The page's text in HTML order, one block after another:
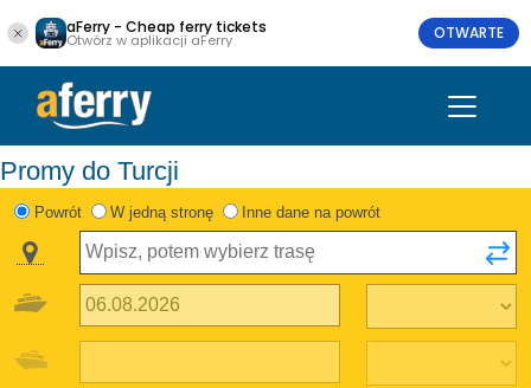
aFerry - Cheap ferry tickets
Otwórz w aplikacji aFerry OTWARTE
Promy do Turcji
Powrót W jedną stronę Inne dane na powrót